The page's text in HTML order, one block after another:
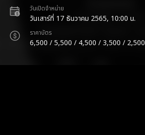
วันเปิดจำหน่าย
วันเสาร์ที่ 17 ธันวาคม 2565, 10:00 น.
ราคาบัตร
6,500 / 5,500 / 4,500 / 3,500 / 2,500